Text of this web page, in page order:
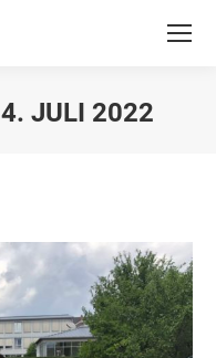
4. JULI 2022